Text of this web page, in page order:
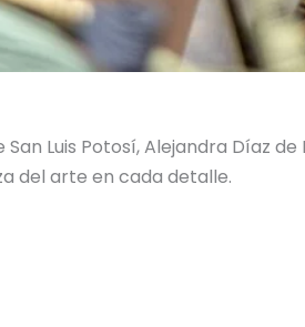
Luis Potosí, Alejandra Díaz
del arte en cada detalle.